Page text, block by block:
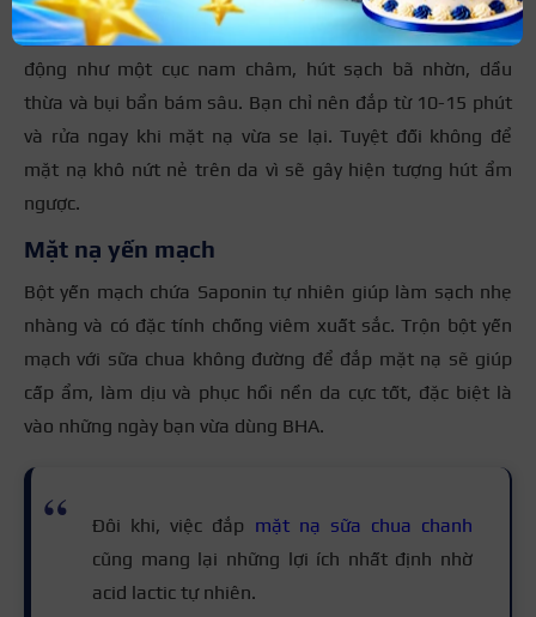
Các loại mặt nạ chứa đất sét Kaolin hoặc Bentonite hoạt
động như một cục nam châm, hút sạch bã nhờn, dầu
thừa và bụi bẩn bám sâu. Bạn chỉ nên đắp từ 10-15 phút
và rửa ngay khi mặt nạ vừa se lại. Tuyệt đối không để
mặt nạ khô nứt nẻ trên da vì sẽ gây hiện tượng hút ẩm
ngược.
Mặt nạ yến mạch
Bột yến mạch chứa Saponin tự nhiên giúp làm sạch nhẹ
nhàng và có đặc tính chống viêm xuất sắc. Trộn bột yến
mạch với sữa chua không đường để đắp mặt nạ sẽ giúp
cấp ẩm, làm dịu và phục hồi nền da cực tốt, đặc biệt là
vào những ngày bạn vừa dùng BHA.
Đôi khi, việc đắp mặt nạ sữa chua chanh
cũng mang lại những lợi ích nhất định nhờ
acid lactic tự nhiên.